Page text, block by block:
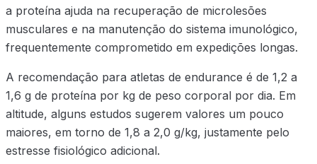
a proteína ajuda na recuperação de microlesões
musculares e na manutenção do sistema imunológico,
frequentemente comprometido em expedições longas.
A recomendação para atletas de endurance é de 1,2 a
1,6 g de proteína por kg de peso corporal por dia. Em
altitude, alguns estudos sugerem valores um pouco
maiores, em torno de 1,8 a 2,0 g/kg, justamente pelo
estresse fisiológico adicional.